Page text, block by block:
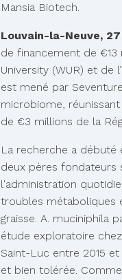
Mansia Biotech.
Louvain-la-Neuve,
de financement de €13
University (WUR) et de
est mené par
microbiome,
de €3 millions de la
La recherche a débuté
deux pères fondateurs
l'administration
troubles métaboliques
graisse. A. muciniphila
étude exploratoire
Saint-Luc entre 2015
et bien tolérée.